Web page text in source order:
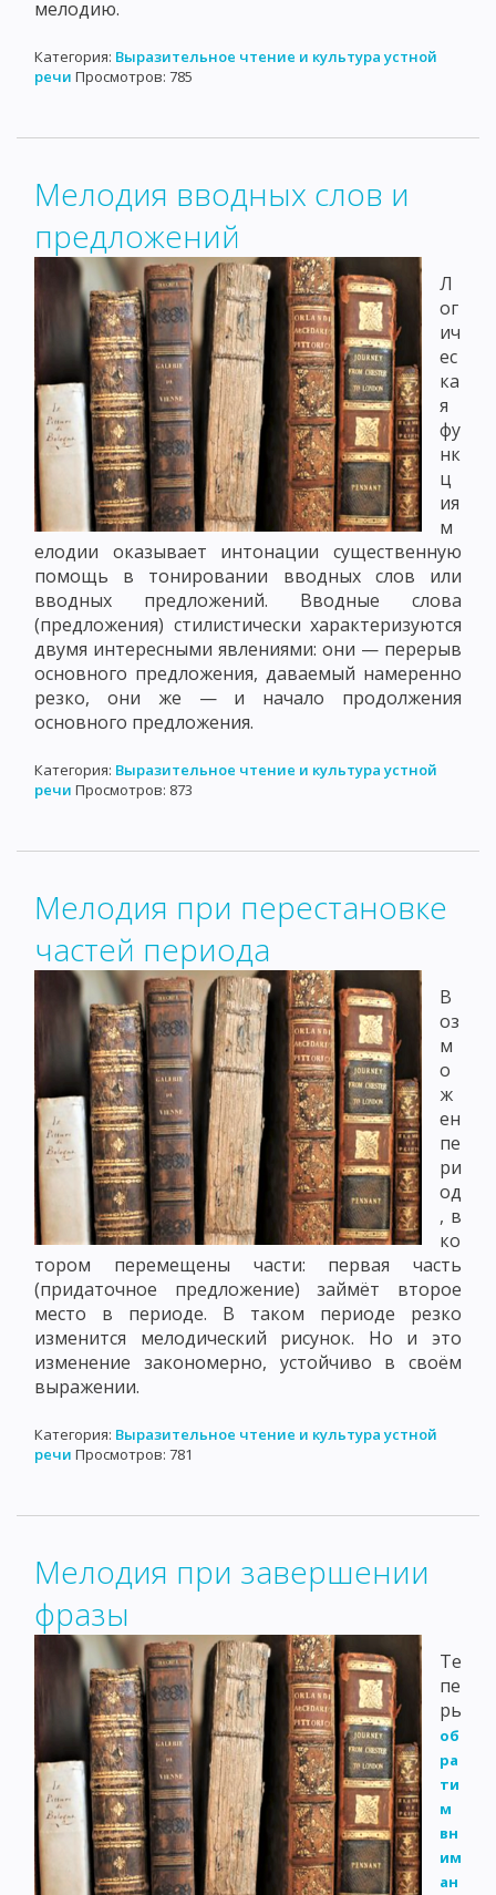
мелодию.
Категория: Выразительное чтение и культура устной
речи Просмотров: 785
Мелодия вводных слов и
предложений
Л
ог
ич
ес
ка
я
фу
нк
ц
ия
м
елодии оказывает интонации существенную
помощь в тонировании вводных слов или
вводных предложений. Вводные слова
(предложения) стилистически характеризуются
двумя интересными явлениями: они — перерыв
основного предложения, даваемый намеренно
резко, они же — и начало продолжения
основного предложения.
Категория: Выразительное чтение и культура устной
речи Просмотров: 873
Мелодия при перестановке
частей периода
В
оз
м
о
ж
ен
пе
ри
од
, в
ко
тором перемещены части: первая часть
(придаточное предложение) займёт второе
место в периоде. В таком периоде резко
изменится мелодический рисунок. Но и это
изменение закономерно, устойчиво в своём
выражении.
Категория: Выразительное чтение и культура устной
речи Просмотров: 781
Мелодия при завершении
фразы
Те
пе
рь
об
ра
ти
м
вн
им
ан